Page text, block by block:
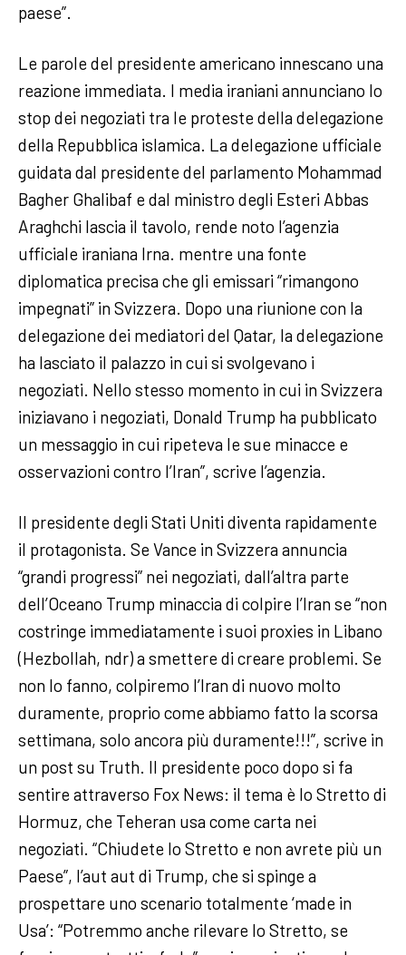
paese”.
Le parole del presidente americano innescano una
reazione immediata. I media iraniani annunciano lo
stop dei negoziati tra le proteste della delegazione
della Repubblica islamica. La delegazione ufficiale
guidata dal presidente del parlamento Mohammad
Bagher Ghalibaf e dal ministro degli Esteri Abbas
Araghchi lascia il tavolo, rende noto l’agenzia
ufficiale iraniana Irna. mentre una fonte
diplomatica precisa che gli emissari “rimangono
impegnati” in Svizzera. Dopo una riunione con la
delegazione dei mediatori del Qatar, la delegazione
ha lasciato il palazzo in cui si svolgevano i
negoziati. Nello stesso momento in cui in Svizzera
iniziavano i negoziati, Donald Trump ha pubblicato
un messaggio in cui ripeteva le sue minacce e
osservazioni contro l’Iran”, scrive l’agenzia.
Il presidente degli Stati Uniti diventa rapidamente
il protagonista. Se Vance in Svizzera annuncia
“grandi progressi” nei negoziati, dall’altra parte
dell’Oceano Trump minaccia di colpire l’Iran se “non
costringe immediatamente i suoi proxies in Libano
(Hezbollah, ndr) a smettere di creare problemi. Se
non lo fanno, colpiremo l’Iran di nuovo molto
duramente, proprio come abbiamo fatto la scorsa
settimana, solo ancora più duramente!!!”, scrive in
un post su Truth. Il presidente poco dopo si fa
sentire attraverso Fox News: il tema è lo Stretto di
Hormuz, che Teheran usa come carta nei
negoziati. “Chiudete lo Stretto e non avrete più un
Paese”, l’aut aut di Trump, che si spinge a
prospettare uno scenario totalmente ‘made in
Usa’: “Potremmo anche rilevare lo Stretto, se